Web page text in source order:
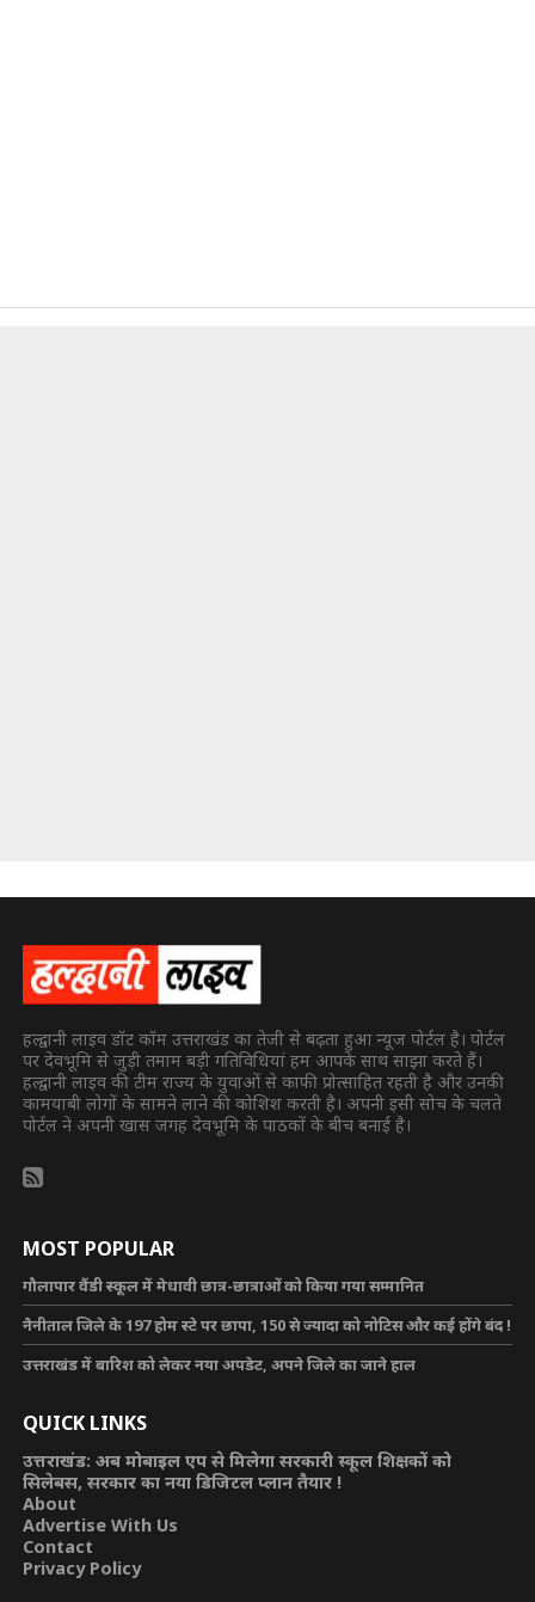
हल्द्वानी लाइव डॉट कॉम उत्तराखंड का तेजी से बढ़ता हुआ न्यूज पोर्टल है। पोर्टल
पर देवभूमि से जुड़ी तमाम बड़ी गतिविधियां हम आपके साथ साझा करते हैं।
हल्द्वानी लाइव की टीम राज्य के युवाओं से काफी प्रोत्साहित रहती है और उनकी
कामयाबी लोगों के सामने लाने की कोशिश करती है। अपनी इसी सोच के चलते
पोर्टल ने अपनी खास जगह देवभूमि के पाठकों के बीच बनाई है।
MOST POPULAR
गौलापार वैंडी स्कूल में मेधावी छात्र-छात्राओं को किया गया सम्मानित
नैनीताल जिले के 197 होम स्टे पर छापा, 150 से ज्यादा को नोटिस और कई होंगे बंद !
उत्तराखंड में बारिश को लेकर नया अपडेट, अपने जिले का जाने हाल
QUICK LINKS
उत्तराखंड: अब मोबाइल एप से मिलेगा सरकारी स्कूल शिक्षकों को
सिलेबस, सरकार का नया डिजिटल प्लान तैयार !
About
Advertise With Us
Contact
Privacy Policy